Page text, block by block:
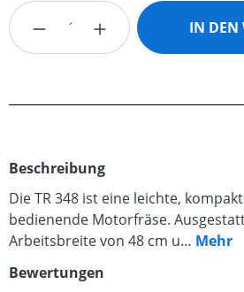
Produkt Anzahl: Gib den
IN DEN
Beschreibung
Die TR 348 ist eine leichte,
bedienende Motorfräse.
Arbeitsbreite von 48 cm u… Mehr
Bewertungen